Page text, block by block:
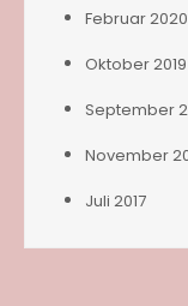
Februar 2020
Oktober 2019
September
November
Juli 2017